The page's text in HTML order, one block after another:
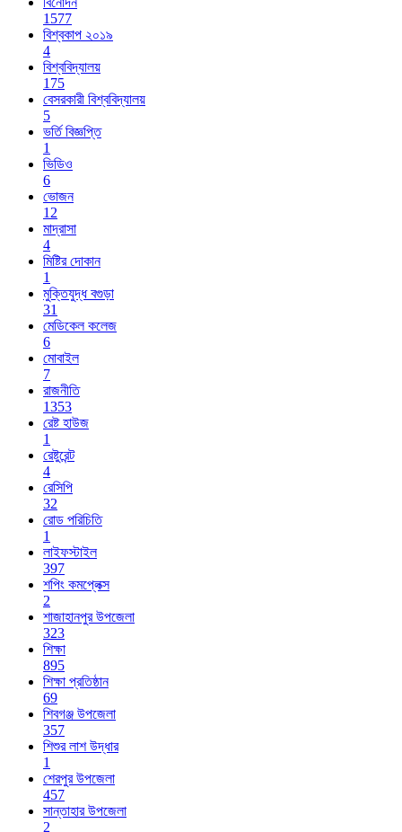
1577
বিশ্বকাপ ২০১৯
4
বিশ্ববিদ্যালয়
175
বেসরকারী বিশ্ববিদ্যালয়
5
ভর্তি বিজ্ঞপ্তি
1
ভিডিও
6
ভোজন
12
মাদ্রাসা
4
মিষ্টির দোকান
1
মুক্তিযুদ্ধ বগুড়া
31
মেডিকেল কলেজ
6
মোবাইল
7
রাজনীতি
1353
রেষ্ট হাউজ
1
রেষ্টুরেন্ট
4
রেসিপি
32
রোড পরিচিতি
1
লাইফস্টাইল
397
শপিং কমপ্লেক্স
2
শাজাহানপুর উপজেলা
323
শিক্ষা
895
শিক্ষা প্রতিষ্ঠান
69
শিবগঞ্জ উপজেলা
357
শিশুর লাশ উদ্ধার
1
শেরপুর উপজেলা
457
সান্তাহার উপজেলা
2